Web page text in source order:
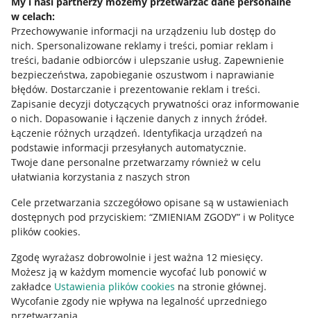
w celach:
Przechowywanie informacji na urządzeniu lub dostęp do
nich. Spersonalizowane reklamy i treści, pomiar reklam i
treści, badanie odbiorców i ulepszanie usług. Zapewnienie
bezpieczeństwa, zapobieganie oszustwom i naprawianie
błędów. Dostarczanie i prezentowanie reklam i treści.
Zapisanie decyzji dotyczących prywatności oraz informowanie
o nich. Dopasowanie i łączenie danych z innych źródeł.
Łączenie różnych urządzeń. Identyfikacja urządzeń na
podstawie informacji przesyłanych automatycznie.
Twoje dane personalne przetwarzamy również w celu
ułatwiania korzystania z naszych stron
Cele przetwarzania szczegółowo opisane są w ustawieniach
dostępnych pod przyciskiem: “ZMIENIAM ZGODY” i w Polityce
plików cookies.
Zgodę wyrażasz dobrowolnie i jest ważna 12 miesięcy.
Możesz ją w każdym momencie wycofać lub ponowić w
zakładce Ustawienia plików cookies na stronie głównej.
Wycofanie zgody nie wpływa na legalność uprzedniego
Allegro Gadane dla sprzedających
Allegro Gadane dla kupujących
Mapa miejscowości
Informacje prawne
Regulamin
Polityka plików "cookies"
Ustawienia plików "cookies"
Udostępnianie lokalizacji
Informacje dla Aktu o Usługach Cyfrowych
Pobierz aplikację